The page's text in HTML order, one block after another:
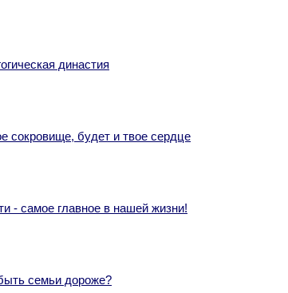
династия
сокровище, будет и твое сердце
- самое главное в нашей жизни!
семьи дороже?